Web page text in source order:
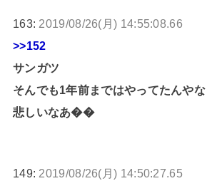
163: 2019/08/26(月) 14:55:08.66
>>152
サンガツ
そんでも1年前まではやってたんやな
悲しいなあ��
149: 2019/08/26(月) 14:50:27.65